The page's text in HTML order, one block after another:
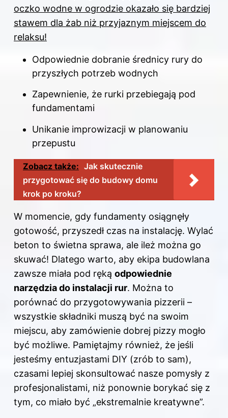
oczko wodne w ogrodzie okazało się bardziej
stawem dla żab niż przyjaznym miejscem do
relaksu!
Odpowiednie dobranie średnicy rury do
przyszłych potrzeb wodnych
Zapewnienie, że rurki przebiegają pod
fundamentami
Unikanie improwizacji w planowaniu
przepustu
Zobacz także: Jak skutecznie
przygotować się do budowy domu
krok po kroku?
W momencie, gdy fundamenty osiągnęły
gotowość, przyszedł czas na instalację. Wylać
beton to świetna sprawa, ale ileż można go
skuwać! Dlatego warto, aby ekipa budowlana
zawsze miała pod ręką odpowiednie
narzędzia do instalacji rur. Można to
porównać do przygotowywania pizzerii –
wszystkie składniki muszą być na swoim
miejscu, aby zamówienie dobrej pizzy mogło
być możliwe. Pamiętajmy również, że jeśli
jesteśmy entuzjastami DIY (zrób to sam),
czasami lepiej skonsultować nasze pomysły z
profesjonalistami, niż ponownie borykać się z
tym, co miało być „ekstremalnie kreatywne”.